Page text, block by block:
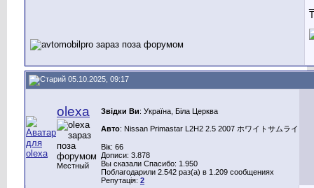
05.10.2025, 09:17
olexa
Местный
Звідки Ви: Україна, Біла Церква
Авто: Nissan Primastar L2H2 2.5 2007 ホワイトサムライ
Вік: 66
Дописи: 3.878
Вы сказали Спасибо: 1.950
Поблагодарили 2.542 раз(а) в 1.209 сообщениях
Репутація: 2